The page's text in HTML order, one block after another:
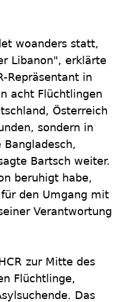
woanders statt,
Libanon", erklärte
Repräsentant in
acht Flüchtlingen
Österreich
sondern in
Bartsch weiter.
beruhigt habe,
den Umgang mit
Verantwortung
zur Mitte des
Flüchtlinge,
Das